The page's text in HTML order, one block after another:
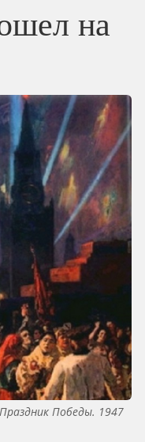
на
Победы. 1947